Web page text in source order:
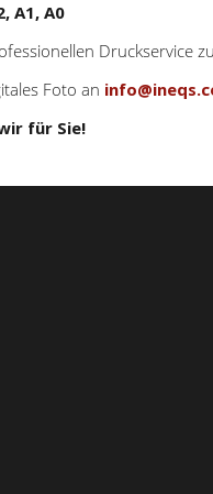
A1, A0
Druckservice zu
Foto an
für Sie!